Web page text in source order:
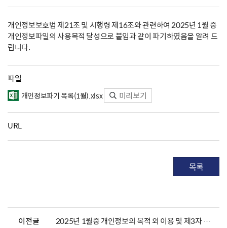
개인정보보호법 제21조 및 시행령 제16조와 관련하여 2025년 1월 중
개인정보파일의 사용목적 달성으로 붙임과 같이 파기하였음을 알려 드
립니다.
파일
개인정보파기 목록(1월).xlsx 미리보기
URL
목록
이전글 2025년 1월중 개인정보의 목적 외 이용 및 제3자 제공현황 알림(전남동부)